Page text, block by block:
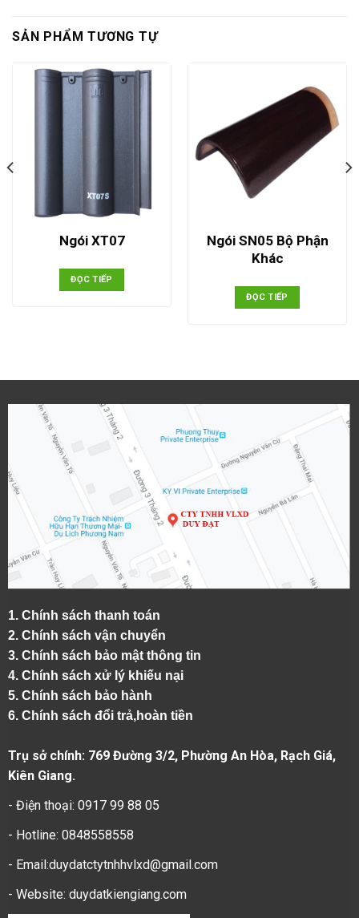
SẢN PHẨM TƯƠNG TỰ
Ngói XT07
ĐỌC TIẾP
Ngói SN05 Bộ Phận
Khác
ĐỌC TIẾP
1. Chính sách thanh toán
2. Chính sách vận chuyển
3. Chính sách bảo mật thông tin
4. Chính sách xử lý khiếu nại
5. Chính sách bảo hành
6. Chính sách đổi trả,hoàn tiền
Trụ sở chính: 769 Đường 3/2, Phường An Hòa, Rạch Giá,
Kiên Giang.
- Điện thoại: 0917 99 88 05
- Hotline: 0848558558
- Email:duydatctytnhhvlxd@gmail.com
- Website: duydatkiengiang.com